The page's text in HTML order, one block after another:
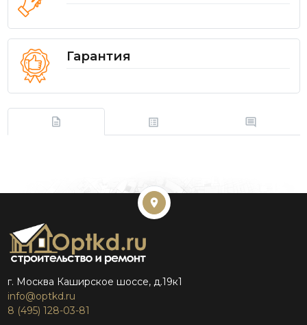
Гарантия
г. Москва Каширское шоссе, д.19к1
info@optkd.ru
8 (495) 128-03-81